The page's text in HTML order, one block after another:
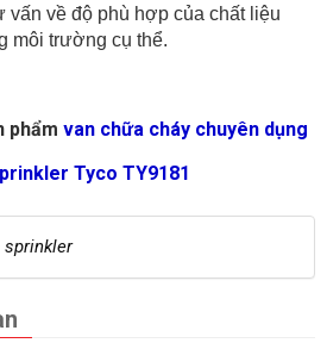
vấn về độ phù hợp của chất liệu
môi trường cụ thể.
phẩm van chữa cháy chuyên dụng
Tyco TY9181
sprinkler